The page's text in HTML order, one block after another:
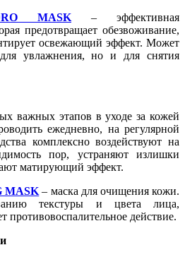
MASK – эффективная
предотвращает обезвоживание,
освежающий эффект. Может
увлажнения, но и для снятия
важных этапов в уходе за кожей
ежедневно, на регулярной
комплексно воздействуют на
пор, устраняют излишки
матирующий эффект.
MASK – маска для очищения кожи.
текстуры и цвета лица,
противовоспалительное действие.